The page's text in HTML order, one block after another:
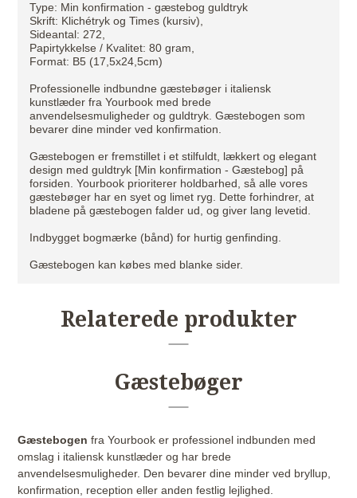
Type: Min konfirmation - gæstebog guldtryk
Skrift: Klichétryk og Times (kursiv),
Sideantal: 272,
Papirtykkelse / Kvalitet: 80 gram,
Format: B5 (17,5x24,5cm)
Professionelle indbundne gæstebøger i italiensk
kunstlæder fra Yourbook med brede
anvendelsesmuligheder og guldtryk. Gæstebogen som
bevarer dine minder ved konfirmation.
Gæstebogen er fremstillet i et stilfuldt, lækkert og elegant
design med guldtryk [Min konfirmation - Gæstebog] på
forsiden. Yourbook prioriterer holdbarhed, så alle vores
gæstebøger har en syet og limet ryg. Dette forhindrer, at
bladene på gæstebogen falder ud, og giver lang levetid.
Indbygget bogmærke (bånd) for hurtig genfinding.
Gæstebogen kan købes med blanke sider.
Relaterede produkter
Gæstebøger
Gæstebogen fra Yourbook er professionel indbunden med
omslag i italiensk kunstlæder og har brede
anvendelsesmuligheder. Den bevarer dine minder ved bryllup,
konfirmation, reception eller anden festlig lejlighed.